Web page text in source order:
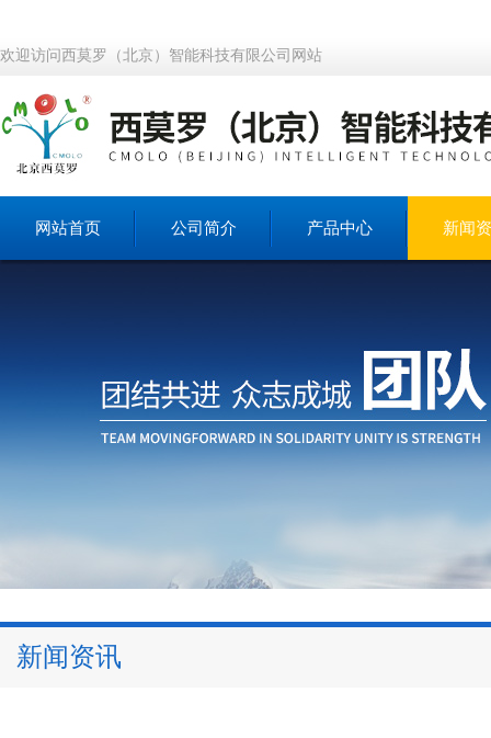
欢迎访问西莫罗（北京）智能科技有限公司网站
网站首页 公司简介 产品中心 新闻
新闻资讯